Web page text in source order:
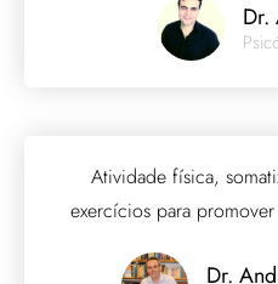
Dr.
Atividade física,
exercícios para
Dr.